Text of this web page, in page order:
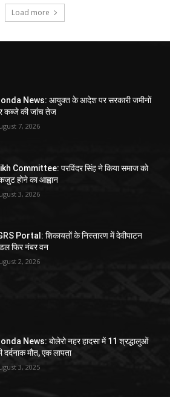
Load more
News: आयुक्त के आदेश पर सरकारी जमीनों
कब्जे की जांच तेज
7, 2026
Committee: परविंदर सिंह ने किया समाज को
होने का आह्वान
3, 2026
Portal: शिकायतों के निस्तारण में देवीपाटन
फिर नंबर वन
2, 2026
News: बोलेरो नहर हादसा में 11 श्रद्धालुओं
दर्दनाक मौत, एक लापता
3, 2025